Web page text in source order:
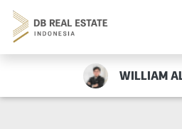
WILLIAM